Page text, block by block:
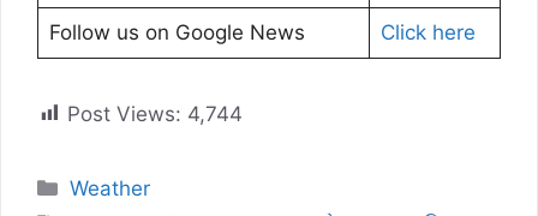
Follow us on Google News Click here
Post Views: 4,744
Categories
Weather